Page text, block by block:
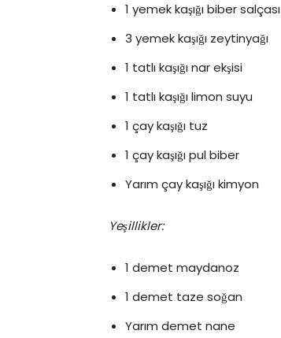
1 yemek kaşığı biber salçası
3 yemek kaşığı zeytinyağı
1 tatlı kaşığı nar ekşisi
1 tatlı kaşığı limon suyu
1 çay kaşığı tuz
1 çay kaşığı pul biber
Yarım çay kaşığı kimyon
Yeşillikler:
1 demet maydanoz
1 demet taze soğan
Yarım demet nane